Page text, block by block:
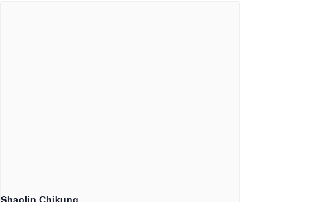
Shaolin Chikung